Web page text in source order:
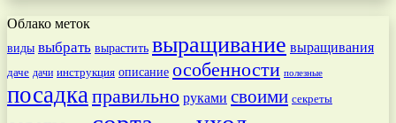
Облако меток
виды выбрать вырастить выращивание выращивания
даче дачи инструкция описание особенности полезные
посадкаправильно руками своими секреты